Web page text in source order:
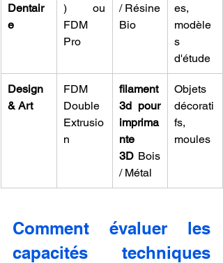
Dentair
e
) ou
FDM
Pro
/ Résine
Bio
es,
modèle
s
d'étude
Design
& Art
FDM
Double
Extrusio
n
filament
3d pour
imprima
nte
3D Bois
/ Métal
Objets
décorati
fs,
moules
Comment évaluer les
capacités techniques